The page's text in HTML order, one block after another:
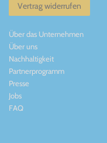
Vertrag widerrufen
Über das Unternehmen
Über uns
Nachhaltigkeit
Partnerprogramm
Presse
Jobs
FAQ